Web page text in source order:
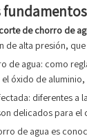
de chorro de
de alta presión,
de agua: como
óxido de
diferentes a
delicados para
de agua es